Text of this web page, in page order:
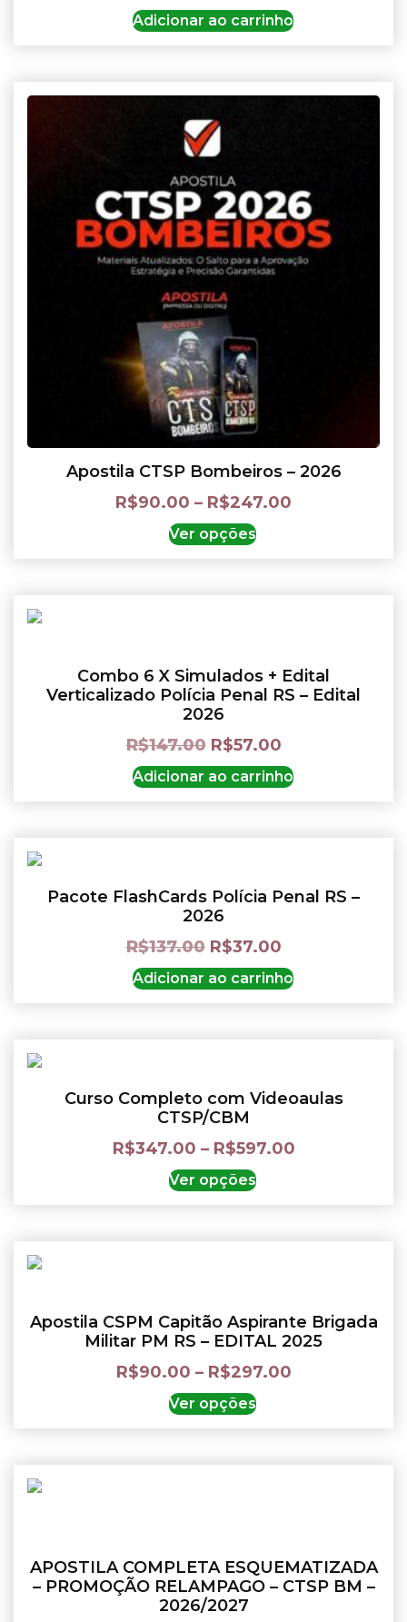
Adicionar ao carrinho
Apostila CTSP Bombeiros – 2026
R$90.00 – R$247.00
Ver opções
Combo 6 X Simulados + Edital
Verticalizado Polícia Penal RS – Edital
2026
R$147.00 R$57.00
Adicionar ao carrinho
Pacote FlashCards Polícia Penal RS –
2026
R$137.00 R$37.00
Adicionar ao carrinho
Curso Completo com Videoaulas
CTSP/CBM
R$347.00 – R$597.00
Ver opções
Apostila CSPM Capitão Aspirante Brigada
Militar PM RS – EDITAL 2025
R$90.00 – R$297.00
Ver opções
APOSTILA COMPLETA ESQUEMATIZADA
– PROMOÇÃO RELAMPAGO – CTSP BM –
2026/2027